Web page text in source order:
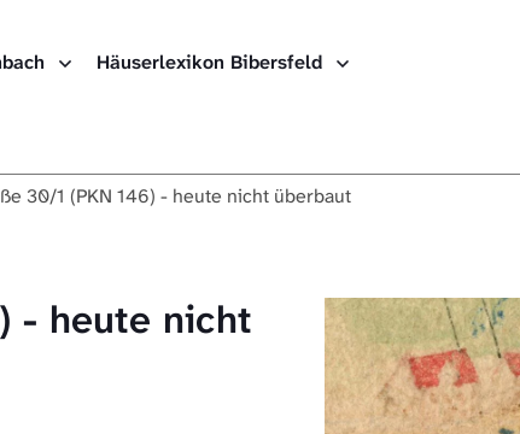
Häuserlexikon Bibersfeld
30/1 (PKN 146) - heute nicht überbaut
- heute nicht
Häuserlexikon Bibersfeld